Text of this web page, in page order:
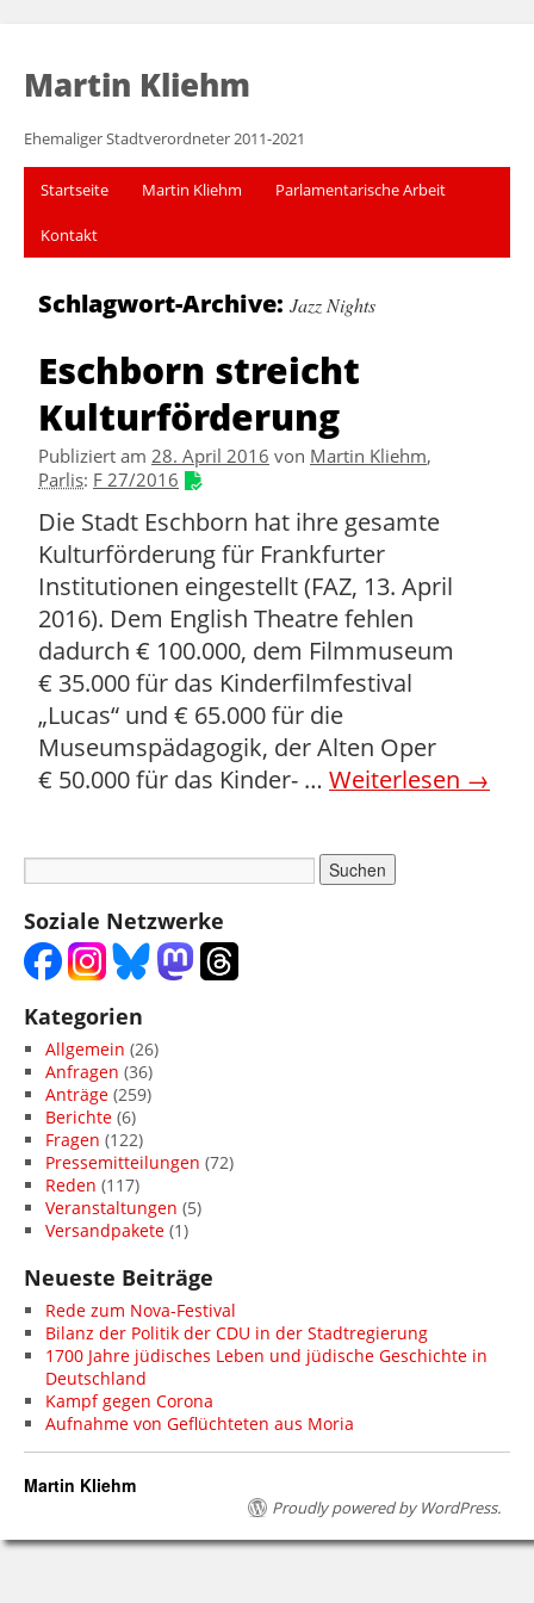
Martin Kliehm
Ehemaliger Stadtverordneter 2011-2021
Startseite Martin Kliehm Parlamentarische Arbeit
Kontakt
Schlagwort-Archive: Jazz Nights
Eschborn streicht
Kulturförderung
Publiziert am 28. April 2016 von Martin Kliehm,
Parlis: F 27/2016
Die Stadt Eschborn hat ihre gesamte
Kulturförderung für Frankfurter
Institutionen eingestellt (FAZ, 13. April
2016). Dem English Theatre fehlen
dadurch € 100.000, dem Filmmuseum
€ 35.000 für das Kinderfilmfestival
„Lucas“ und € 65.000 für die
Museumspädagogik, der Alten Oper
€ 50.000 für das Kinder- … Weiterlesen →
Soziale Netzwerke
Kategorien
Allgemein (26)
Anfragen (36)
Anträge (259)
Berichte (6)
Fragen (122)
Pressemitteilungen (72)
Reden (117)
Veranstaltungen (5)
Versandpakete (1)
Neueste Beiträge
Rede zum Nova-Festival
Bilanz der Politik der CDU in der Stadtregierung
1700 Jahre jüdisches Leben und jüdische Geschichte in
Deutschland
Kampf gegen Corona
Aufnahme von Geflüchteten aus Moria
Martin Kliehm
Proudly powered by WordPress.